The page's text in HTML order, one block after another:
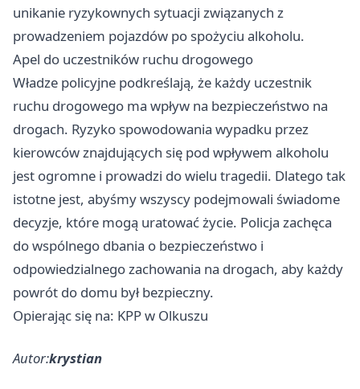
unikanie ryzykownych sytuacji związanych z
prowadzeniem pojazdów po spożyciu alkoholu.
Apel do uczestników ruchu drogowego
Władze policyjne podkreślają, że każdy uczestnik
ruchu drogowego ma wpływ na bezpieczeństwo na
drogach. Ryzyko spowodowania wypadku przez
kierowców znajdujących się pod wpływem alkoholu
jest ogromne i prowadzi do wielu tragedii. Dlatego tak
istotne jest, abyśmy wszyscy podejmowali świadome
decyzje, które mogą uratować życie. Policja zachęca
do wspólnego dbania o bezpieczeństwo i
odpowiedzialnego zachowania na drogach, aby każdy
powrót do domu był bezpieczny.
Opierając się na: KPP w Olkuszu
Autor:krystian